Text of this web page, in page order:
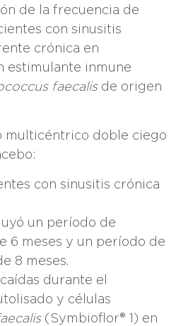
de la frecuencia de
con sinusitis
crónica en
estimulante inmune
faecalisde origen
multicéntrico doble ciego
con sinusitis crónica
un período de
6 meses y un período de
8 meses.
durante el
y células
(Symbioflor® 1) en